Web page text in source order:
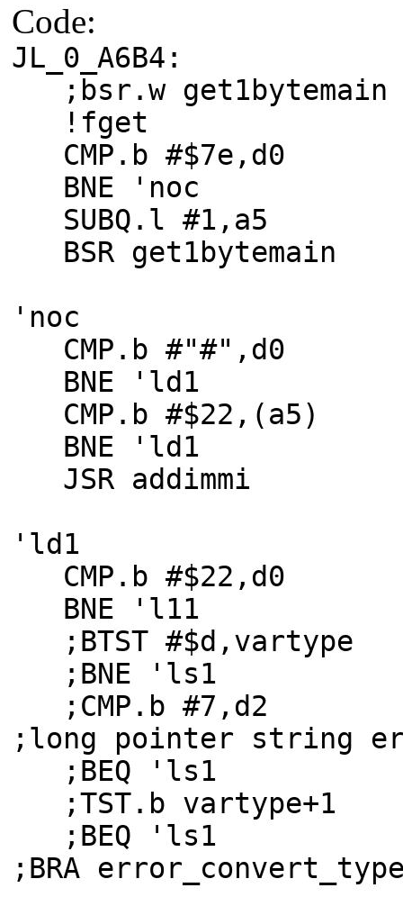
Code:
JL_0_A6B4:
;bsr.w get1bytemain
!fget
CMP.b #$7e,d0
BNE 'noc
SUBQ.l #1,a5
BSR get1bytemain
'noc
CMP.b #"#",d0
BNE 'ld1
CMP.b #$22,(a5)
BNE 'ld1
JSR addimmi
'ld1
CMP.b #$22,d0
BNE 'l11
;BTST #$d,vartype
;BNE 'ls1
;long pointer string
;BEQ 'ls1
;TST.b vartype+1
;BEQ 'ls1
;BRA